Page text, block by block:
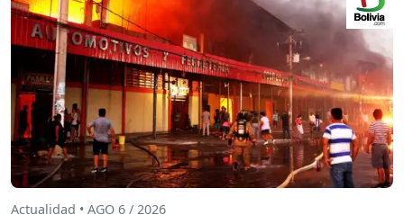
Actualidad • AGO 6 / 2026